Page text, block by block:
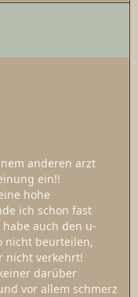
anderen arzt
ein!!
hohe
ich schon fast
auch den u-
nicht beurteilen,
nicht verkehrt!
darüber
vor allem schmerz